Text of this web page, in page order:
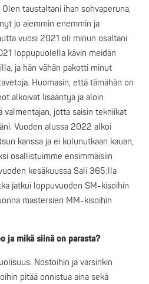
taustaltani ihan sohvaperuna,
jo aiemmin enemmin ja
vuosi 2021 oli minun osaltani
loppupuolella kävin meidän
ja hän vähän pakotti minut
Huomasin, että tämähän on
alkoivat lisääntyä ja aloin
valmentajan, jotta saisin tekniikat
Vuoden alussa 2022 alkoi
kanssa ja ei kulunutkaan kauan,
osallistuimme ensimmäisiin
kesäkuussa Sali 365:lla
jatkui loppuvuoden SM-kisoihin
mastersien MM-kisoihin
ja mikä siinä on parasta?
Nostoihin ja varsinkin
pitää onnistua aina sekä